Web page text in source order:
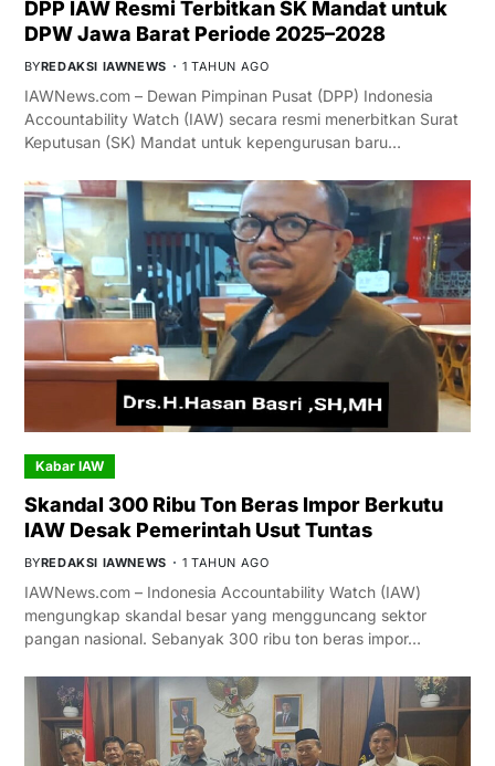
DPP IAW Resmi Terbitkan SK Mandat untuk
DPW Jawa Barat Periode 2025–2028
BYREDAKSI IAWNEWS 1 TAHUN AGO
IAWNews.com – Dewan Pimpinan Pusat (DPP) Indonesia
Accountability Watch (IAW) secara resmi menerbitkan Surat
Keputusan (SK) Mandat untuk kepengurusan baru…
Kabar IAW
Skandal 300 Ribu Ton Beras Impor Berkutu
IAW Desak Pemerintah Usut Tuntas
BYREDAKSI IAWNEWS 1 TAHUN AGO
IAWNews.com – Indonesia Accountability Watch (IAW)
mengungkap skandal besar yang mengguncang sektor
pangan nasional. Sebanyak 300 ribu ton beras impor…